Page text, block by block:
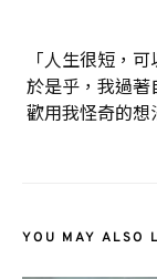
「人生很短，
於是乎，我過
歡用我怪奇的
YOU MAY ALSO